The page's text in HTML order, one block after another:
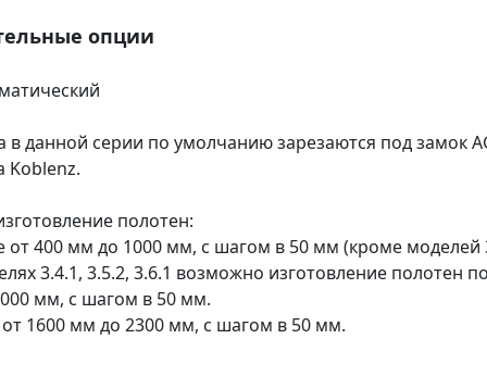
опции
в данной серии по умолчанию зарезаются под замок
Koblenz.
полотен:
400 мм до 1000 мм, с шагом в 50 мм (кроме моделей
3.4.1, 3.5.2, 3.6.1 возможно изготовление полотен
мм, с шагом в 50 мм.
1600 мм до 2300 мм, с шагом в 50 мм.